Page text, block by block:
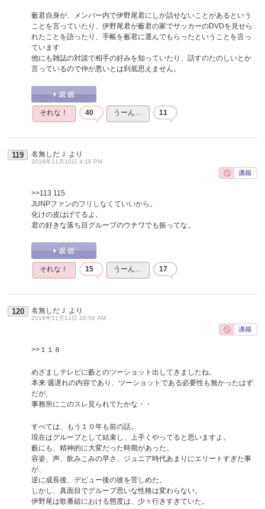
薮君自身が、メンバー内で伊野尾君にしか話せないことがあるという
ことを言っていたり、伊野尾君が薮君の家でサッカーのDVDを見せら
れたことを語ったり、手帳を薮君に選んでもらったということを言っ
ています
他にも雑誌の対談で相手の好みを知っていたり、話すのたのしいとか
言っているので仲が悪いとは到底思えません。
それな！ 40 うーん… 11
119 名無しだＪ より
2016年11月10日 4:16 PM
>>113 115
JUNPファンのフリしなくていいから。
化けの皮はげてるよ。
君の好きな落ち目グループのウチワでも振ってな。
それな！ 15 うーん… 17
120 名無しだＪ より
2016年11月11日 10:58 AM
>>１１８
めざましテレビに藪とのツーショット出してきましたね。
本来 週遅れの内容であり、ツーショットである必要性も無かったはず
だが、
事務所にこのスレ見られてたかな・・
すべては、もう１０年も前の話。
現在はグループとして結束し、上手くやってると思いますよ。
藪にも、精神的に大変だった時期があった。
容姿、声、飲みこみの早さ、ジュニア時代あまりにエリートすぎた事
が、
逆に成長後、デビュー後の彼を苦しめた。
しかし、真面目でグループ思いな性格は変わらない。
伊野尾は歌番組における態度は、少々行きすぎていた。